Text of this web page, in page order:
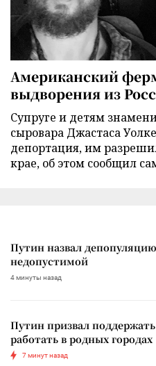
Американский
выдворения из
Супруге и детям
сыровара Джастаса
депортация, им
крае, об этом сообщил
Путин назвал
недопустимой
4 минуты назад
Путин призвал
работать в родных городах
7 минут назад